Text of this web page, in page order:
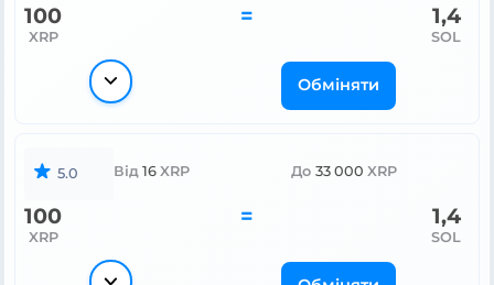
100
XRP
= 1,4
SOL
Обміняти
5.0 Від 16 XRP До 33 000 XRP
100
XRP
= 1,4
SOL